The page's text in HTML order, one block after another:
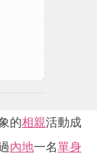
的相親活動成
內地一名單身